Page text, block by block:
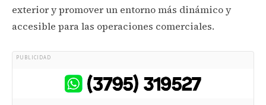
exterior y promover un entorno más dinámico y
accesible para las operaciones comerciales.
PUBLICIDAD